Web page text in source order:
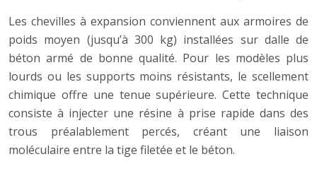
Les chevilles à expansion conviennent aux armoires de
poids moyen (jusqu’à 300 kg) installées sur dalle de
béton armé de bonne qualité. Pour les modèles plus
lourds ou les supports moins résistants, le scellement
chimique offre une tenue supérieure. Cette technique
consiste à injecter une résine à prise rapide dans des
trous préalablement percés, créant une liaison
moléculaire entre la tige filetée et le béton.